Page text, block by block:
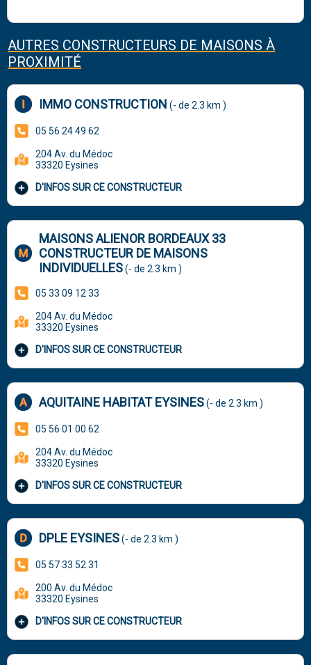
AUTRES CONSTRUCTEURS DE MAISONS À
PROXIMITÉ
IMMO CONSTRUCTION (- de 2.3 km )
05 56 24 49 62
204 Av. du Médoc
33320 Eysines
D'INFOS SUR CE CONSTRUCTEUR
MAISONS ALIENOR BORDEAUX 33
CONSTRUCTEUR DE MAISONS
INDIVIDUELLES(- de 2.3 km )
05 33 09 12 33
204 Av. du Médoc
33320 Eysines
D'INFOS SUR CE CONSTRUCTEUR
AQUITAINE HABITAT EYSINES(- de 2.3 km )
05 56 01 00 62
204 Av. du Médoc
33320 Eysines
D'INFOS SUR CE CONSTRUCTEUR
DPLE EYSINES(- de 2.3 km )
05 57 33 52 31
200 Av. du Médoc
33320 Eysines
D'INFOS SUR CE CONSTRUCTEUR